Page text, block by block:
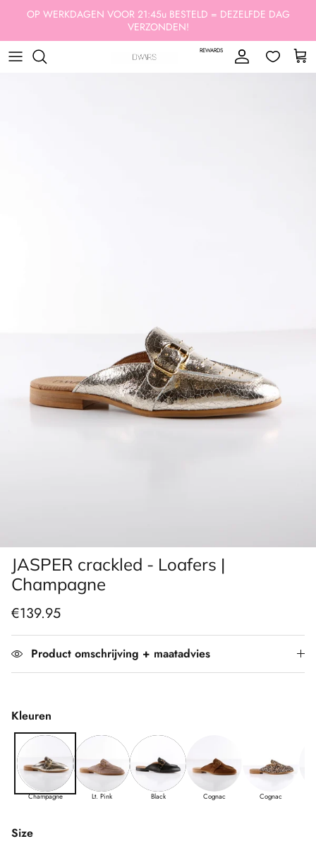
Ga naar inhoud
OP WERKDAGEN VOOR 21:45u BESTELD = DEZELFDE DAG
VERZONDEN!
REWARDS
Account
JASPER crackled - Loafers |
Champagne
€139.95
Product omschrijving + maatadvies
Kleuren
Lt. Pink Black Cognac Cognac
Champagne
Size